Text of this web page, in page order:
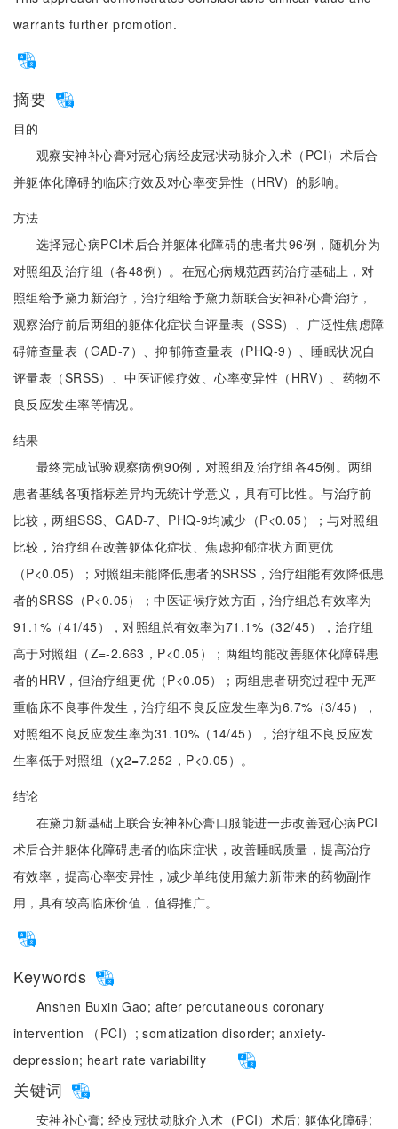
warrants further promotion.
摘要
目的
观察安神补心膏对冠心病经皮冠状动脉介入术（PCI）术后合
并躯体化障碍的临床疗效及对心率变异性（HRV）的影响。
方法
选择冠心病PCI术后合并躯体化障碍的患者共96例，随机分为
对照组及治疗组（各48例）。在冠心病规范西药治疗基础上，对
照组给予黛力新治疗，治疗组给予黛力新联合安神补心膏治疗，
观察治疗前后两组的躯体化症状自评量表（SSS）、广泛性焦虑障
碍筛查量表（GAD-7）、抑郁筛查量表（PHQ-9）、睡眠状况自
评量表（SRSS）、中医证候疗效、心率变异性（HRV）、药物不
良反应发生率等情况。
结果
最终完成试验观察病例90例，对照组及治疗组各45例。两组
患者基线各项指标差异均无统计学意义，具有可比性。与治疗前
比较，两组SSS、GAD-7、PHQ-9均减少（P<0.05）；与对照组
比较，治疗组在改善躯体化症状、焦虑抑郁症状方面更优
（P<0.05）；对照组未能降低患者的SRSS，治疗组能有效降低患
者的SRSS（P<0.05）；中医证候疗效方面，治疗组总有效率为
91.1%（41/45），对照组总有效率为71.1%（32/45），治疗组
高于对照组（Z=-2.663，P<0.05）；两组均能改善躯体化障碍患
者的HRV，但治疗组更优（P<0.05）；两组患者研究过程中无严
重临床不良事件发生，治疗组不良反应发生率为6.7%（3/45），
对照组不良反应发生率为31.10%（14/45），治疗组不良反应发
生率低于对照组（χ2=7.252，P<0.05）。
结论
在黛力新基础上联合安神补心膏口服能进一步改善冠心病PCI
术后合并躯体化障碍患者的临床症状，改善睡眠质量，提高治疗
有效率，提高心率变异性，减少单纯使用黛力新带来的药物副作
用，具有较高临床价值，值得推广。
Keywords
Anshen Buxin Gao; after percutaneous coronary
intervention （PCI）;somatization disorder;anxiety-
depression; heart rate variability
关键词
安神补心膏; 经皮冠状动脉介入术（PCI）术后; 躯体化障碍;